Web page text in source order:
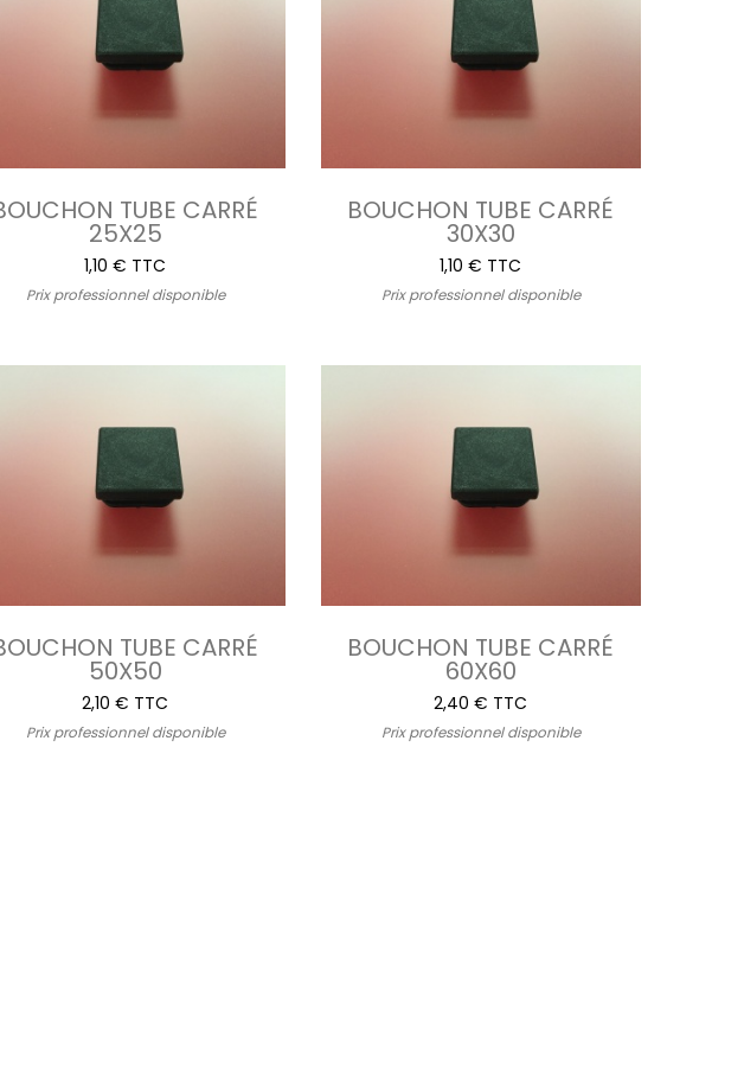
TUBE CARRÉ
25X25
1,10 € TTC
Prix professionnel disponible
BOUCHON TUBE CARRÉ
30X30
1,10 € TTC
Prix professionnel disponible
TUBE CARRÉ
50X50
2,10 € TTC
Prix professionnel disponible
BOUCHON TUBE CARRÉ
60X60
2,40 € TTC
Prix professionnel disponible